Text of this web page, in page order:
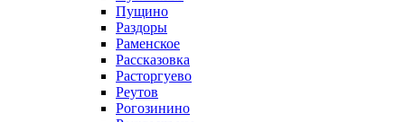
Пущино
Раздоры
Раменское
Рассказовка
Расторгуево
Реутов
Рогозинино